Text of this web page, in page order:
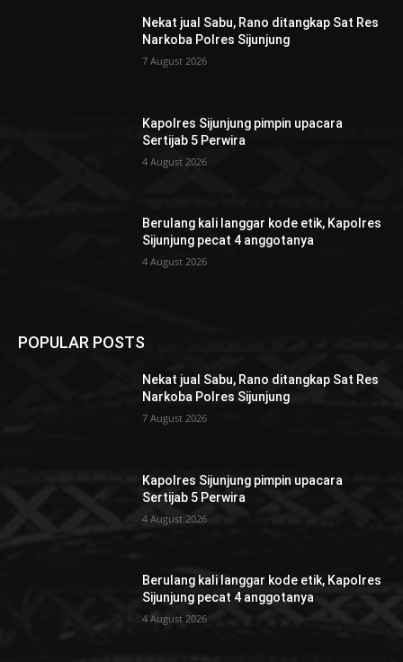
Nekat jual Sabu, Rano ditangkap Sat Res
Narkoba Polres Sijunjung
7 August 2026
Kapolres Sijunjung pimpin upacara
Sertijab 5 Perwira
4 August 2026
Berulang kali langgar kode etik, Kapolres
Sijunjung pecat 4 anggotanya
4 August 2026
POPULAR POSTS
Nekat jual Sabu, Rano ditangkap Sat Res
Narkoba Polres Sijunjung
7 August 2026
Kapolres Sijunjung pimpin upacara
Sertijab 5 Perwira
4 August 2026
Berulang kali langgar kode etik, Kapolres
Sijunjung pecat 4 anggotanya
4 August 2026